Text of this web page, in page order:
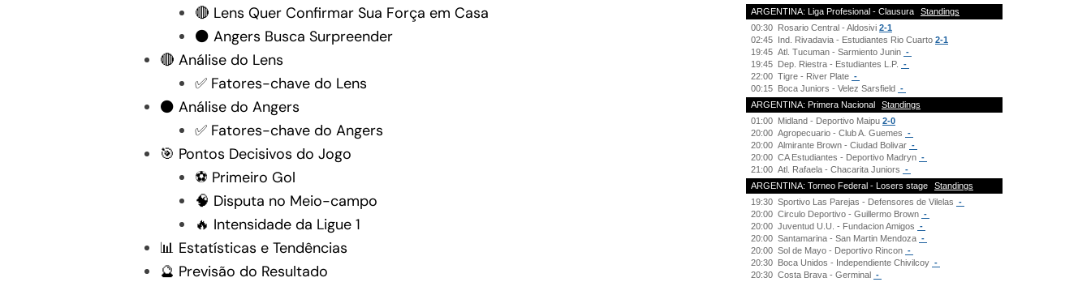
🔴 Lens Quer Confirmar Sua Força em Casa
⚫ Angers Busca Surpreender
🔴 Análise do Lens
✅ Fatores-chave do Lens
⚫ Análise do Angers
✅ Fatores-chave do Angers
🎯 Pontos Decisivos do Jogo
⚽ Primeiro Gol
🧠 Disputa no Meio-campo
🔥 Intensidade da Ligue 1
📊 Estatísticas e Tendências
🔮 Previsão do Resultado